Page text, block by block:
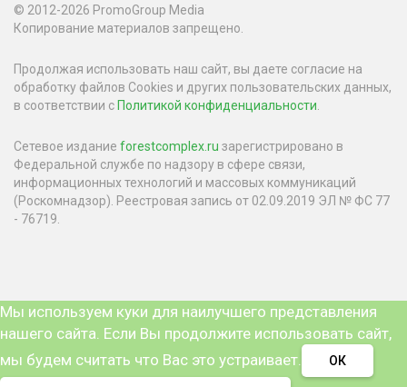
© 2012-2026 PromoGroup Media
Копирование материалов запрещено.
Продолжая использовать наш сайт, вы даете согласие на
обработку файлов Cookies и других пользовательских данных,
в соответствии с Политикой конфиденциальности
Сетевое издание forestcomplex.ru зарегистрировано в
Федеральной службе по надзору в сфере связи,
информационных технологий и массовых коммуникаций
(Роскомнадзор). Реестровая запись от 02.09.2019 ЭЛ № ФС 77
- 76719.
Мы используем куки для наилучшего представления
нашего сайта. Если Вы продолжите использовать сайт,
мы будем считать что Вас это устраивает.
ОК